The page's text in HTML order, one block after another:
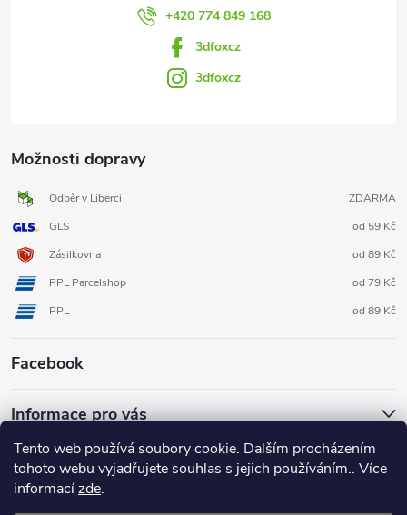
Tento web používá soubory cookie. Dalším procházením
tohoto webu vyjadřujete souhlas s jejich používáním.. Více
informacízde.
Možnosti dopravy
Odběr v Liberci
ZDARMA
GLS
od 59 Kč
Zásilkovna
od 89 Kč
PPL Parcelshop
od 79 Kč
PPL
od 89 Kč
Facebook
Informace pro vás
+420 774 849 168
3dfoxcz
3dfoxcz